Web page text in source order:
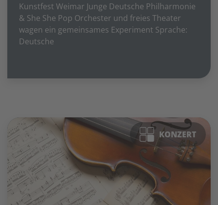
Kunstfest Weimar Junge Deutsche Philharmonie
& She She Pop Orchester und freies Theater
wagen ein gemeinsames Experiment Sprache:
Deutsche
KONZERT